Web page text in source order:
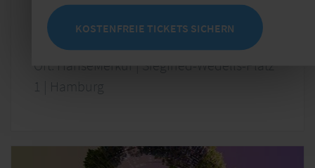
Versicherungsunternehmen" – 45.
Arbeitstreffen
Do, 05.11.2026 - Fr, 06.11.2026
Ort: HanseMerkur | Siegfried-Wedells-Platz
1 | Hamburg
KOSTENFREIE TICKETS SICHERN